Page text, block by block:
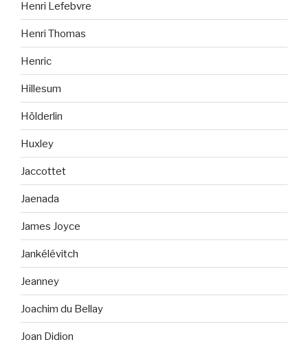
Henri Lefebvre
Henri Thomas
Henric
Hillesum
Hölderlin
Huxley
Jaccottet
Jaenada
James Joyce
Jankélévitch
Jeanney
Joachim du Bellay
Joan Didion